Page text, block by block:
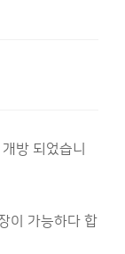
방 되었습니
이 가능하다 합